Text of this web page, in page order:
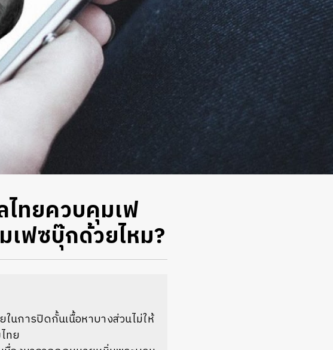
ทยควบคุมเฟ
เฟซบุ๊กด้วยไหม?
นการปิดกั้นเนื้อหาบางส่วนไม่ให้
ทย